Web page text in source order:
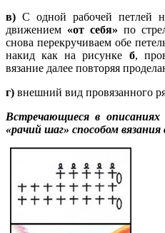
в) С одной рабочей петлей
движением «от себя» по
снова перекручиваем обе
накид как на рисунке б,
вязание далее повторяя
г) внешний вид провязанного
Встречающиеся в описаниях
«рачий шаг» способом вязания